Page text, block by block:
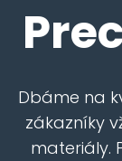
Dbáme na
zákazníky
materiály.